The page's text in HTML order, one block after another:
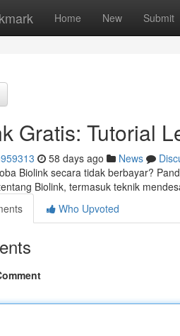
Home New Submit
Gratis: Tutorial
58 days ago News
Biolink secara tidak berbayar?
Biolink, termasuk teknik
Who Upvoted